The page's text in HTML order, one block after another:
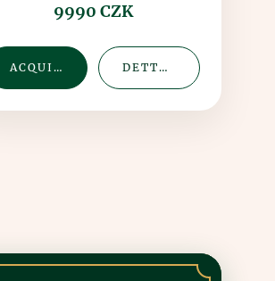
9990 CZK
ACQUISTA DETTAGLIO